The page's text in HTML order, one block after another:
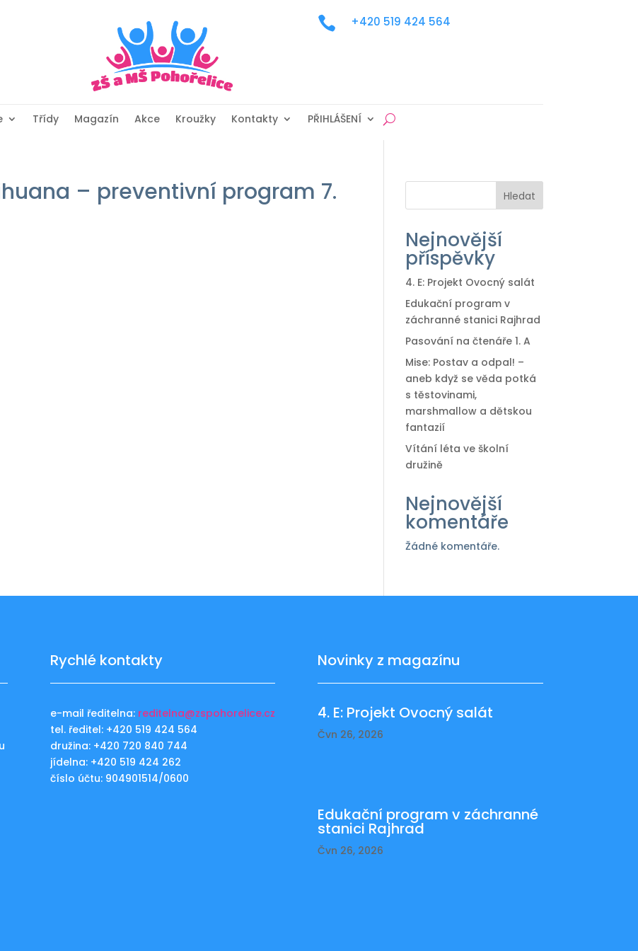
 +420 519 424 564
Třídy Magazín Akce Kroužky Kontakty PŘIHLÁŠENÍ
– preventivní program 7. Hledat
Nejnovější
příspěvky
4. E: Projekt Ovocný salát
Edukační program v
záchranné stanici Rajhrad
Pasování na čtenáře 1. A
Mise: Postav a odpal! –
aneb když se věda potká
s těstovinami,
marshmallow a dětskou
fantazií
Vítání léta ve školní
družině
Nejnovější
komentáře
Žádné komentáře.
Rychlé kontakty
e-mail ředitelna: reditelna@zspohorelice.cz
tel. ředitel: +420 519 424 564
družina: +420 720 840 744
jídelna: +420 519 424 262
číslo účtu: 904901514/0600
Novinky z magazínu
4. E: Projekt Ovocný salát
Čvn 26, 2026
Edukační program v záchranné
stanici Rajhrad
Čvn 26, 2026